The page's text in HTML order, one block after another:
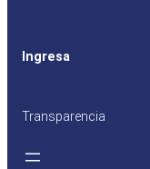
Ingresa
Transparencia